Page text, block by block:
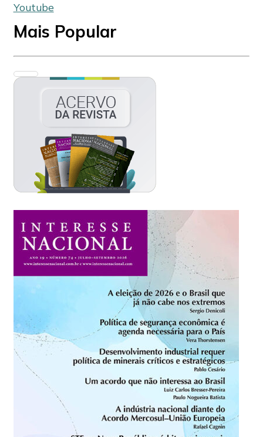
Youtube
Mais Popular